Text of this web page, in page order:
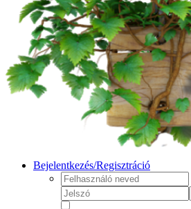
Bejelentkezés/Regisztráció